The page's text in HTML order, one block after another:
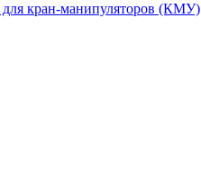
для кран-манипуляторов (КМУ)